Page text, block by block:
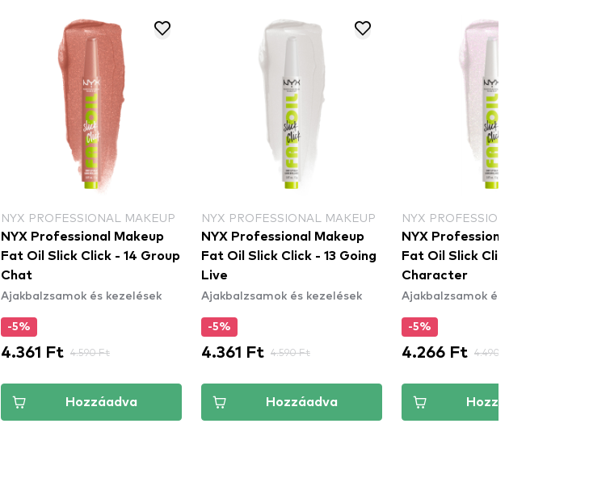
NYX PROFESSIONAL MAKEUP
NYX Professional Makeup
Fat Oil Slick Click - 14 Group
Chat
Ajakbalzsamok és kezelések
-5%
4.361 Ft 4.590 Ft
Hozzáadva
NYX PROFESSIONAL MAKEUP
NYX Professional Makeup
Fat Oil Slick Click - 13 Going
Live
Ajakbalzsamok és kezelések
-5%
4.361 Ft 4.590 Ft
Hozzáadva
NYX PROFESSIONAL MAKEUP
NYX Professional Makeup
Fat Oil Slick Click - 01 Main
Character
Ajakbalzsamok és kezelések
-5%
4.266 Ft 4.490 Ft
Hozzáadva